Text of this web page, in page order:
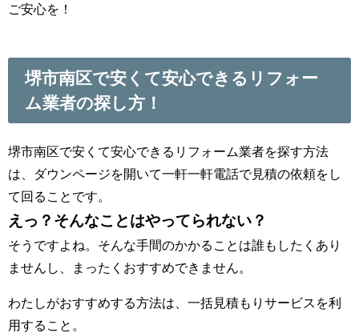
ご安心を！
堺市南区で安くて安心できるリフォー
ム業者の探し方！
堺市南区で安くて安心できるリフォーム業者を探す方法
は、ダウンページを開いて一軒一軒電話で見積の依頼をし
て回ることです。
えっ？そんなことはやってられない？
そうですよね。そんな手間のかかることは誰もしたくあり
ませんし、まったくおすすめできません。
わたしがおすすめする方法は、一括見積もりサービスを利
用すること。